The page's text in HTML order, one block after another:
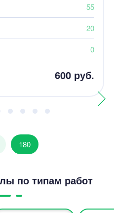
55
20
0
600 руб.
180
по типам работ